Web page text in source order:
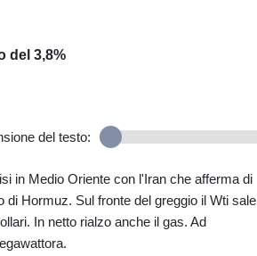
del 3,8%
del testo:
in Medio Oriente con l'Iran che afferma di
Hormuz. Sul fronte del greggio il Wti sale
In netto rialzo anche il gas. Ad